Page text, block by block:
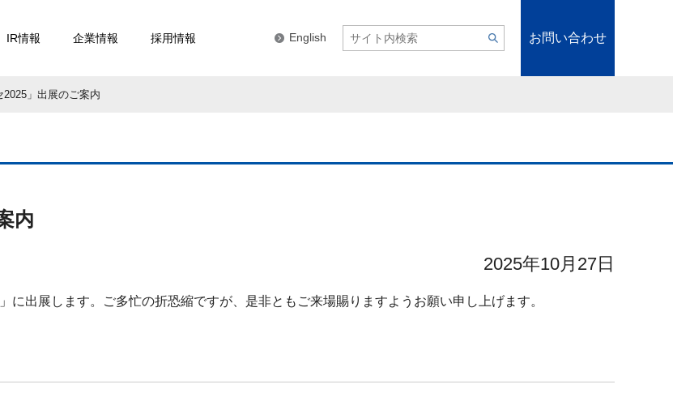
IR情報 企業情報 採用情報 English お問い合わせ
2025」出展のご案内
内
2025年10月27日
出展します。ご多忙の折恐縮ですが、是非ともご来場賜りますようお願い申し上げます。